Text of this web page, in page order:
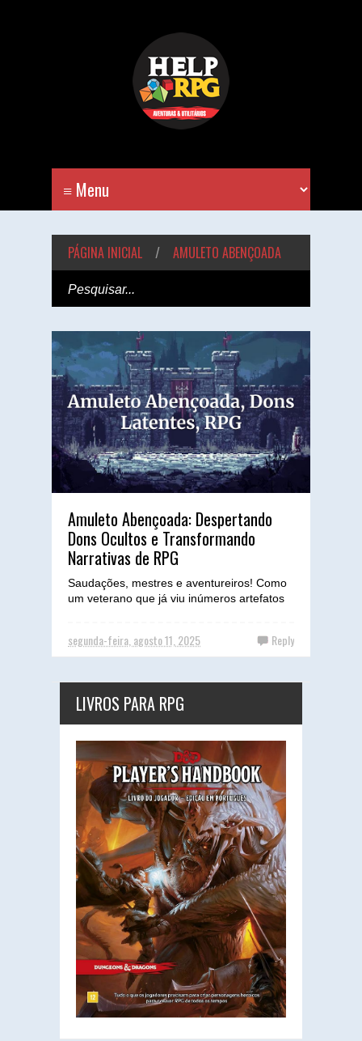
PÁGINA INICIAL / AMULETO ABENÇOADA
Amuleto Abençoada: Despertando
Dons Ocultos e Transformando
Narrativas de RPG
Saudações, mestres e aventureiros! Como
um veterano que já viu inúmeros artefatos
segunda-feira, agosto 11, 2025 Reply
LIVROS PARA RPG